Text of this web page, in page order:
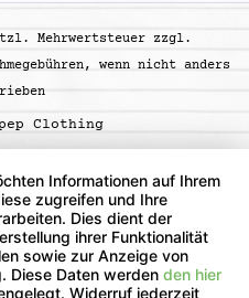
Mehrwertsteuer zzgl.
wenn nicht anders
Clothing
Informationen auf Ihrem
zugreifen und Ihre
Dies dient der
ihrer Funktionalität
sowie zur Anzeige von
Diese Daten werden den hier
Widerruf jederzeit